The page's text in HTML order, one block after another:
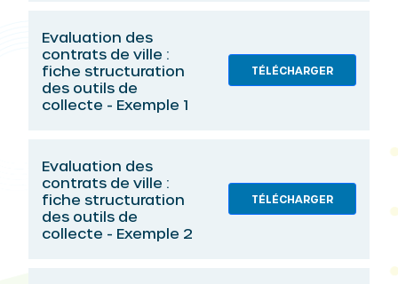
Evaluation des
contrats de ville :
fiche structuration
des outils de
collecte - Exemple 1
TÉLÉCHARGER
Evaluation des
contrats de ville :
fiche structuration
des outils de
collecte - Exemple 2
TÉLÉCHARGER